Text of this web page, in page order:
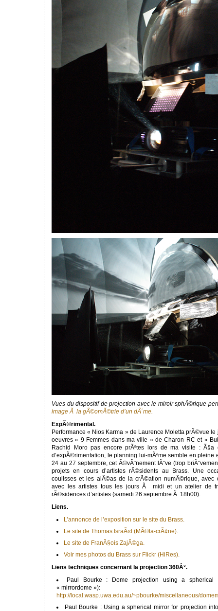
Vues du dispositif de projection avec le miroir sphÃ©rique
image Ã la gÃ©omÃ©trie d’un dÃ´me.
ExpÃ©rimental.
Performance « Nios Karma » de Laurence Moletta prÃ©vue
oeuvres « 9 Femmes dans ma ville » de Charon RC et «
Rachid Moro pas encore prÃªtes lors de ma visite : Ã§a
d’expÃ©rimentation, le planning lui-mÃªme semble en pleine
24 au 27 septembre, cet Ã©vÃ¨nement lÃ¨ve (trop
projets en cours d’artistes rÃ©sidents au Brass. Une
coulisses et les alÃ©as de la crÃ©ation numÃ©rique, avec
avec les artistes tous les jours Ã midi et un atelier de
rÃ©sidences d’artistes (samedi 26 septembre Ã 18h00).
Liens.
L’annonce de l’exposition sur le site du Brass.
Le site de Thomas IsraÃ«l (MÃ©ta-crÃ¢ne).
Le site de FranÃ§ois ZajÃ©ga.
Voir mes photos du Brass sur Flickr (HiRes).
Liens techniques concernant la projection 360Â°.
Paul Bourke : Dome projection using a
« mirrordome »):
http://local.wasp.uwa.edu.au/~pbourke/miscellaneous/
Paul Bourke : Using a spherical mirror for projection